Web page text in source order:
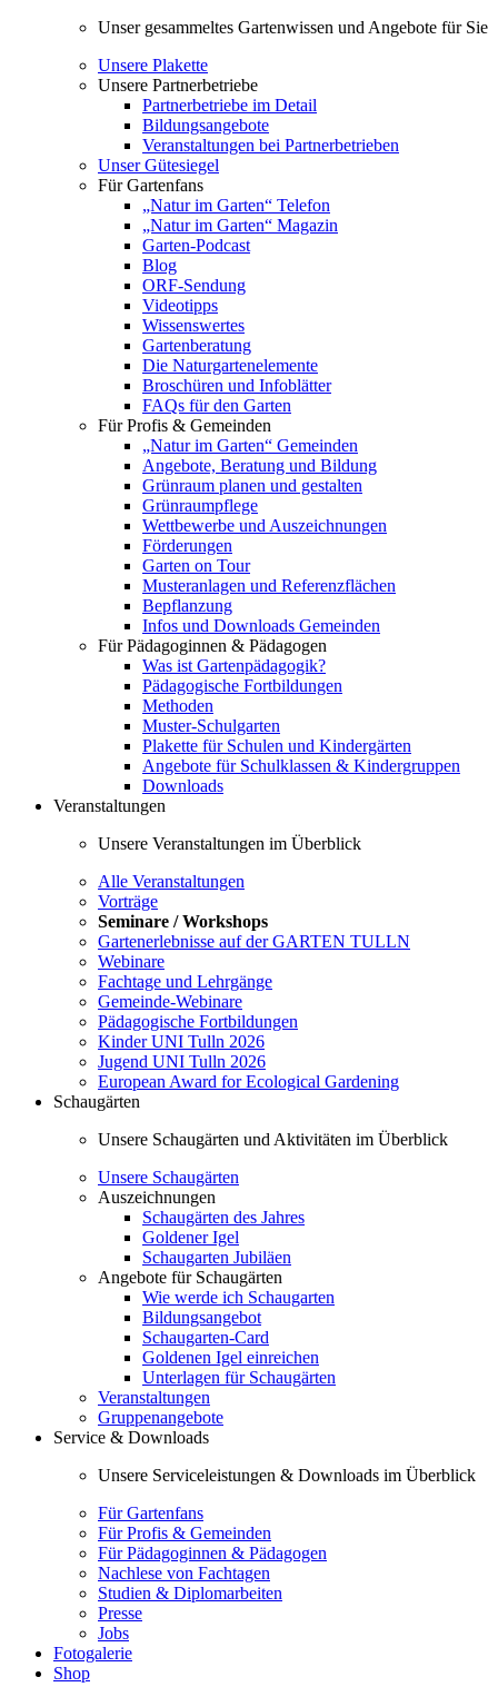
Unser gesammeltes Gartenwissen und Angebote für Sie
Unsere Plakette
Unsere Partnerbetriebe
Partnerbetriebe im Detail
Bildungsangebote
Veranstaltungen bei Partnerbetrieben
Unser Gütesiegel
Für Gartenfans
„Natur im Garten“ Telefon
„Natur im Garten“ Magazin
Garten-Podcast
Blog
ORF-Sendung
Videotipps
Wissenswertes
Gartenberatung
Die Naturgartenelemente
Broschüren und Infoblätter
FAQs für den Garten
Für Profis & Gemeinden
„Natur im Garten“ Gemeinden
Angebote, Beratung und Bildung
Grünraum planen und gestalten
Grünraumpflege
Wettbewerbe und Auszeichnungen
Förderungen
Garten on Tour
Musteranlagen und Referenzflächen
Bepflanzung
Infos und Downloads Gemeinden
Für Pädagoginnen & Pädagogen
Was ist Gartenpädagogik?
Pädagogische Fortbildungen
Methoden
Muster-Schulgarten
Plakette für Schulen und Kindergärten
Angebote für Schulklassen & Kindergruppen
Downloads
Veranstaltungen
Unsere Veranstaltungen im Überblick
Alle Veranstaltungen
Vorträge
Seminare / Workshops
Gartenerlebnisse auf der GARTEN TULLN
Webinare
Fachtage und Lehrgänge
Gemeinde-Webinare
Pädagogische Fortbildungen
Kinder UNI Tulln 2026
Jugend UNI Tulln 2026
European Award for Ecological Gardening
Schaugärten
Unsere Schaugärten und Aktivitäten im Überblick
Unsere Schaugärten
Auszeichnungen
Schaugärten des Jahres
Goldener Igel
Schaugarten Jubiläen
Angebote für Schaugärten
Wie werde ich Schaugarten
Bildungsangebot
Schaugarten-Card
Goldenen Igel einreichen
Unterlagen für Schaugärten
Veranstaltungen
Gruppenangebote
Service & Downloads
Unsere Serviceleistungen & Downloads im Überblick
Für Gartenfans
Für Profis & Gemeinden
Für Pädagoginnen & Pädagogen
Nachlese von Fachtagen
Studien & Diplomarbeiten
Presse
Jobs
Fotogalerie
Shop